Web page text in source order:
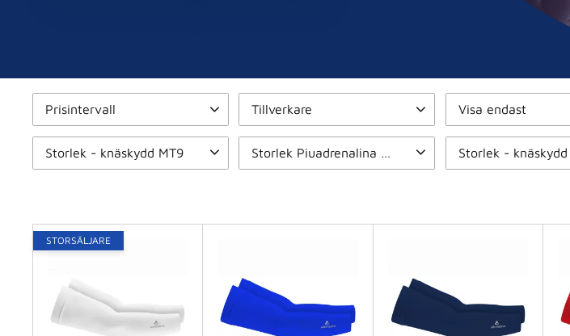
Prisintervall
175 355
Tillverkare
Piuadrenalina 20
Visa endast
Finns i lager 20
Storlek - knäskydd MT9 Storlek Piuadrenalina Sleeves Storlek - knäskydd
STORSÄLJARE